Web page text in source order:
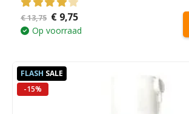
4.00 out of 5
€13,75 Oorspronkelijke
prijs
was:
€9,75Huidige
prijs
is:
Op voorraad
FLASH SALE
-15%